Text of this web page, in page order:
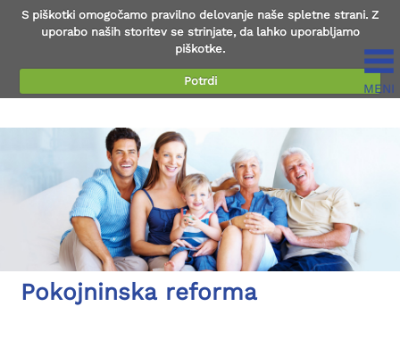
S piškotki omogočamo pravilno delovanje naše spletne strani. Z
uporabo naših storitev se strinjate, da lahko uporabljamo
piškotke.
Potrdi
MENI
Pokojninska reforma